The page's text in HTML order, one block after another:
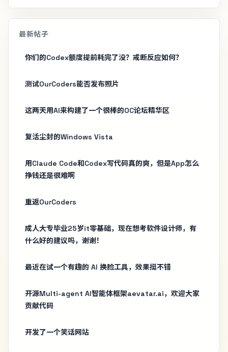
最新帖子
你们的Codex额度提前耗完了没？戒断反应如何？
测试OurCoders能否发布照片
这两天用AI来构建了一个很棒的OC论坛精华区
复活尘封的Windows Vista
用Claude Code和Codex写代码真的爽，但是App怎么
挣钱还是很难啊
重返OurCoders
成人大专毕业25岁it零基础，现在想考软件设计师，有
什么好的建议吗，谢谢！
最近在试一个有趣的 AI 换脸工具，效果挺不错
开源Multi-agent AI智能体框架aevatar.ai，欢迎大家
贡献代码
开发了一个笑话网站